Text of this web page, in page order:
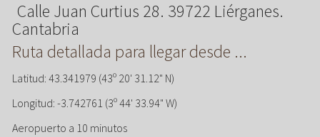
Calle Juan Curtius 28. 39722 Liérganes.
Cantabria
Ruta detallada para llegar desde ...
Latitud: 43.341979 (43º 20' 31.12" N)
Longitud: -3.742761 (3º 44' 33.94" W)
Aeropuerto a 10 minutos